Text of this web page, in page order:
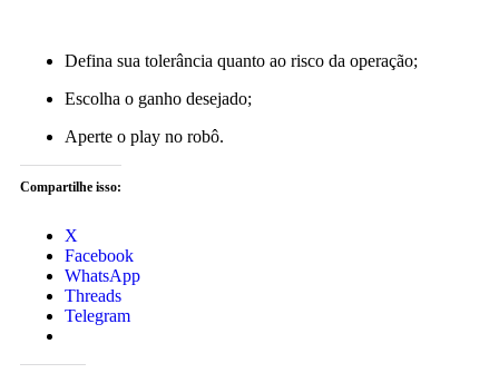
Defina sua tolerância quanto ao risco da operação;
Escolha o ganho desejado;
Aperte o play no robô.
Compartilhe isso:
X
Facebook
WhatsApp
Threads
Telegram